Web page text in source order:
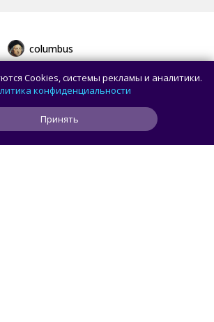
columbus
сборки от 59 100 рублей
Cookies, системы рекламы и аналитики.
конфиденциальности
Принять